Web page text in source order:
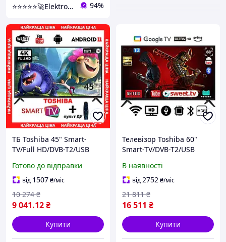
⭐⭐⭐⭐⭐🚀Elektroniki-net 94%
ТБ Toshiba 45" Smart-
TV/Full HD/DVB-T2/USB
пультом
Готово до відправки
від 1507₴/міс
9 041.12₴
10 274 ₴
Купити
Телевізор Toshiba 60"
Smart-TV/DVB-T2/USB
UHD,4K/Android 15.0
В наявності
від2752₴/міс
16 511 ₴
21 811 ₴
Купити